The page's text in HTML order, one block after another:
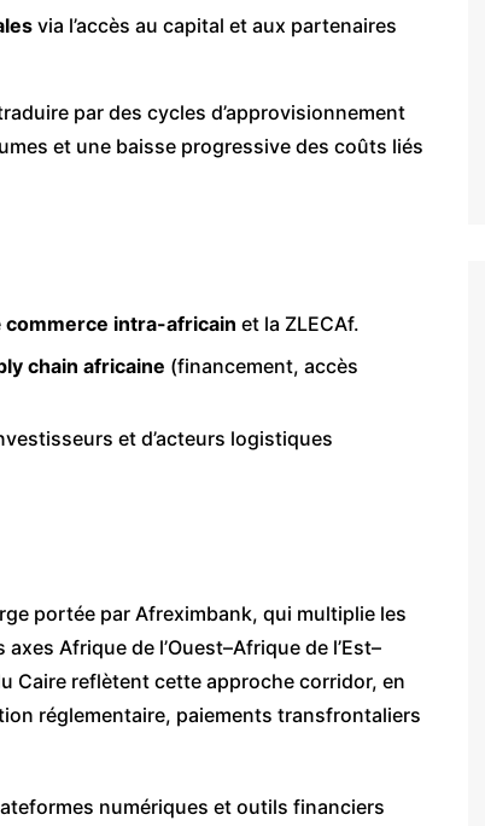
via l’accès au capital et aux partenaires
par des cycles d’approvisionnement
et une baisse progressive des coûts liés
commerce intra-africain et la ZLECAf.
chain africaine (financement, accès
et d’acteurs logistiques
portée par Afreximbank, qui multiplie les
Afrique de l’Ouest–Afrique de l’Est–
Caire reflètent cette approche corridor, en
réglementaire, paiements transfrontaliers
numériques et outils financiers